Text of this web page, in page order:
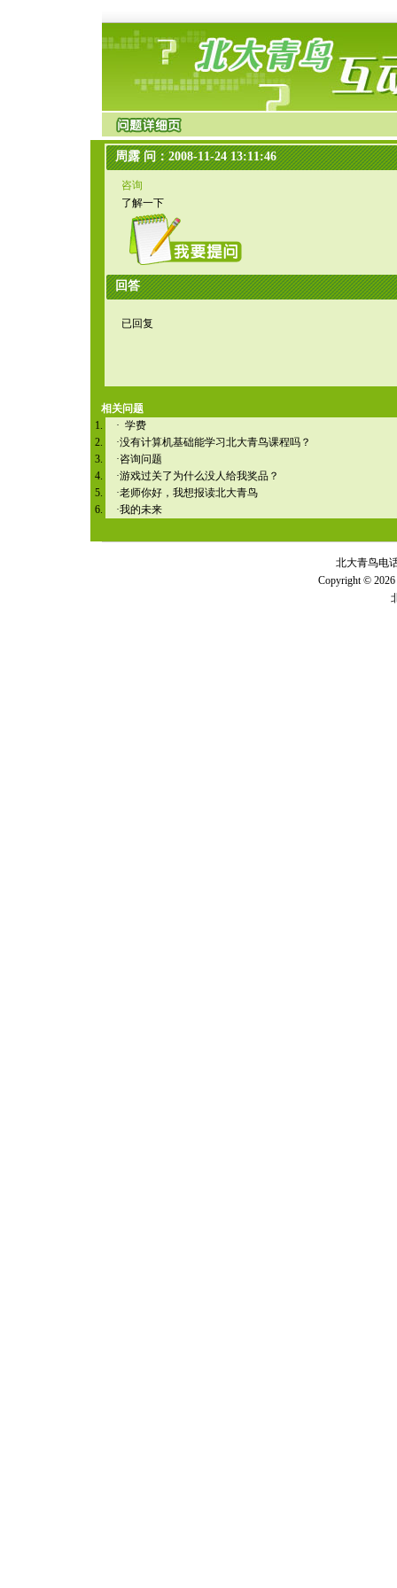
周露 问：2008-11-24 13:11:46
咨询
了解一下
回答
已回复
相关问题
· 学费
·没有计算机基础能学习北大青鸟课程吗？
·咨询问题
·游戏过关了为什么没人给我奖品？
·老师你好，我想报读北大青鸟
·我的未来
北大青鸟电
Copyright © 2026